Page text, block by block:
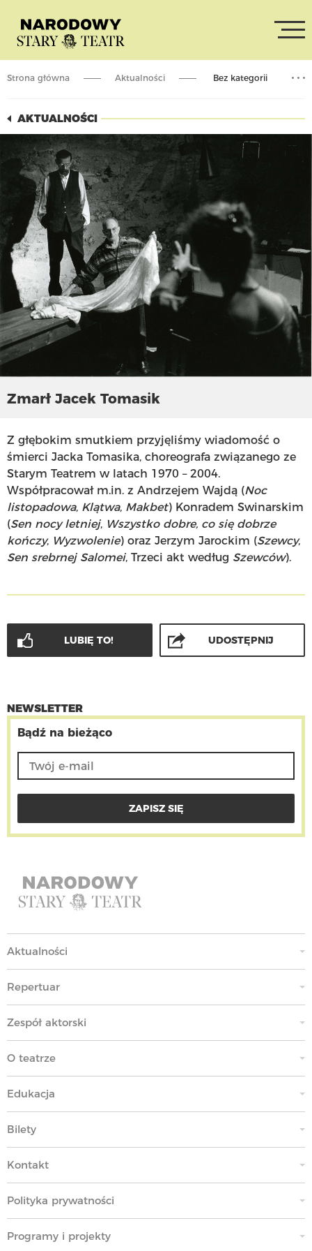
Strona główna Bez kategorii
Aktualności
AKTUALNOŚCI
Zmarł Jacek Tomasik
Z głębokim smutkiem przyjęliśmy wiadomość o
śmierci Jacka Tomasika, choreografa związanego ze
Starym Teatrem w latach 1970 – 2004.
Współpracował m.in. z Andrzejem Wajdą (Noc
listopadowa, Klątwa, Makbet) Konradem Swinarskim
(Sen nocy letniej, Wszystko dobre, co się dobrze
kończy, Wyzwolenie) oraz Jerzym Jarockim (Szewcy,
Sen srebrnej Salomei, Trzeci akt według Szewców).
LUBIĘ TO! UDOSTĘPNIJ
NEWSLETTER
Bądź na bieżąco
Aktualności
Repertuar
Zespół aktorski
O teatrze
Edukacja
Bilety
Kontakt
Polityka prywatności
Programy i projekty